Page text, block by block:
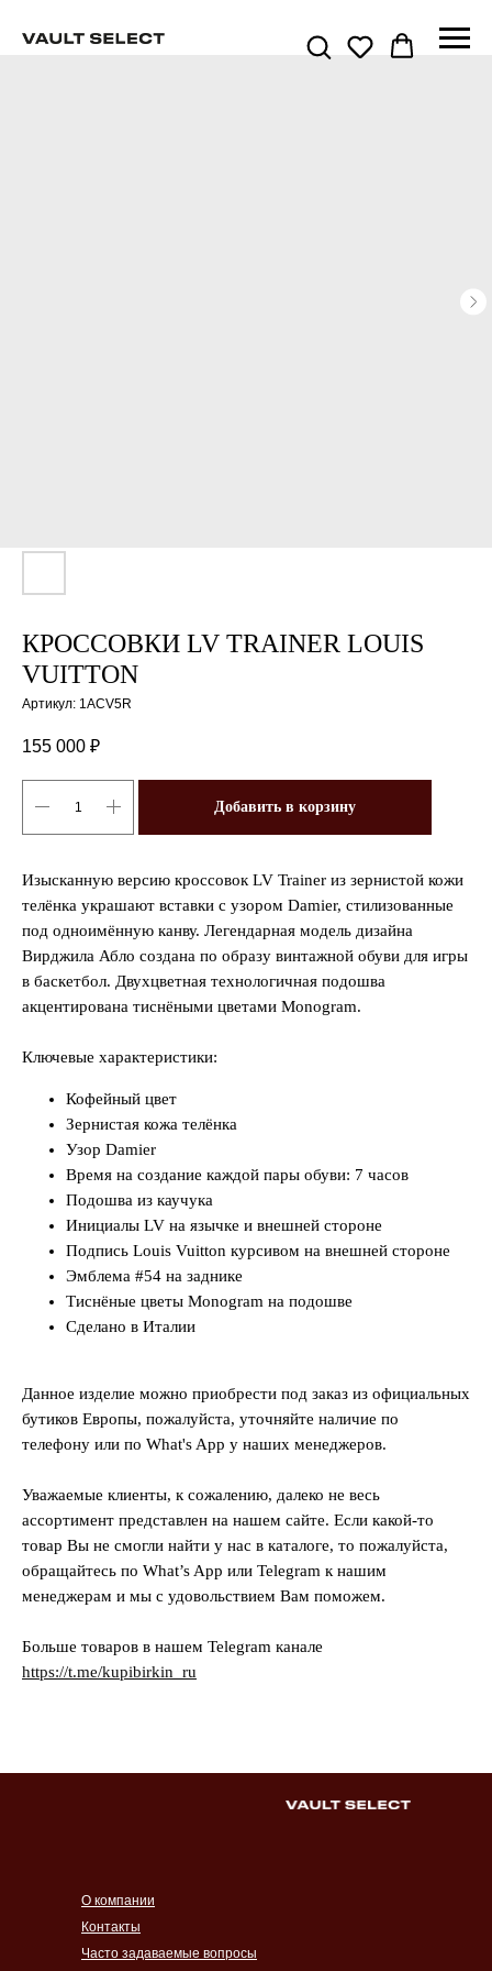
КРОССОВКИ LV TRAINER LOUIS
VUITTON
Артикул: 1ACV5R
155 000 ₽
Добавить в корзину
Изысканную версию кроссовок LV Trainer из зернистой кожи
телёнка украшают вставки с узором Damier, стилизованные
под одноимённую канву. Легендарная модель дизайна
Вирджила Абло создана по образу винтажной обуви для игры
в баскетбол. Двухцветная технологичная подошва
акцентирована тиснёными цветами Monogram.
Ключевые характеристики:
Кофейный цвет
Зернистая кожа телёнка
Узор Damier
Время на создание каждой пары обуви: 7 часов
Подошва из каучука
Инициалы LV на язычке и внешней стороне
Подпись Louis Vuitton курсивом на внешней стороне
Эмблема #54 на заднике
Тиснёные цветы Monogram на подошве
Сделано в Италии
Данное изделие можно приобрести под заказ из официальных
бутиков Европы, пожалуйста, уточняйте наличие по
телефону или по What's App у наших менеджеров.
Уважаемые клиенты, к сожалению, далеко не весь
ассортимент представлен на нашем сайте. Если какой-то
товар Вы не смогли найти у нас в каталоге, то пожалуйста,
обращайтесь по What’s App или Telegram к нашим
менеджерам и мы с удовольствием Вам поможем.
Больше товаров в нашем Telegram канале
https://t.me/kupibirkin_ru
Контакты
Часто задаваемые вопросы
О компании